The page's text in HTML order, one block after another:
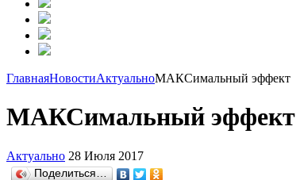
ГлавнаяНовостиАктуальноМАКСимальный эффект
МАКСимальный эффект
Актуально 28 Июля 2017
Поделиться…